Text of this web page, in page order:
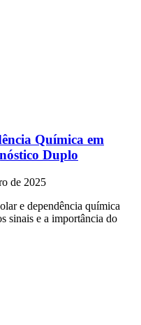
Química em
Duplo
de 2025
e dependência química
sinais e a importância do